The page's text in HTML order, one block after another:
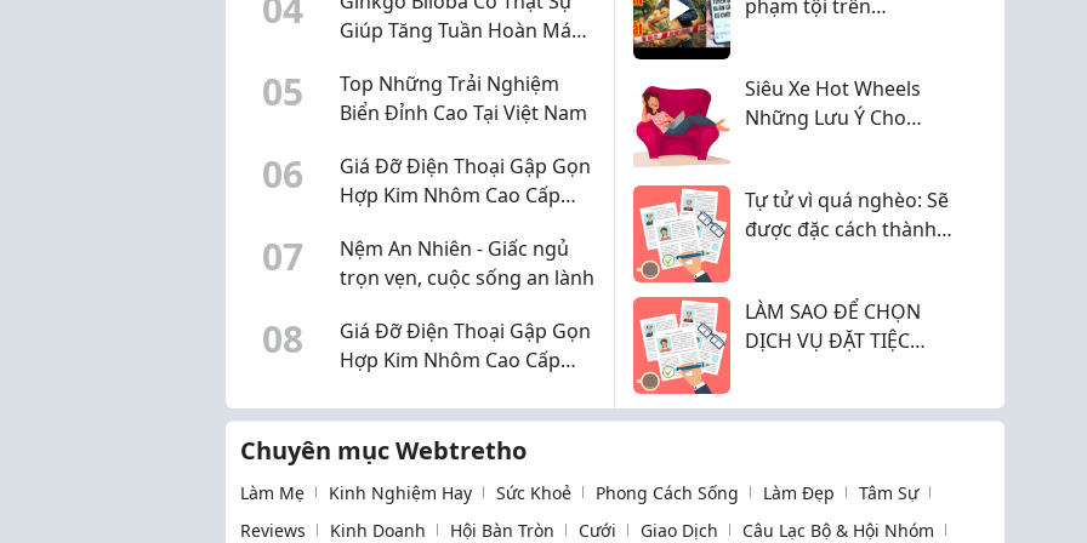
Giúp Tăng Tuần Hoàn Máu
05
Top Những Trải Nghiệm
Biển Đỉnh Cao Tại Việt Nam
06
Giá Đỡ Điện Thoại Gập Gọn
Hợp Kim Nhôm Cao Cấp
07
Nệm An Nhiên - Giấc ngủ
trọn vẹn, cuộc sống an lành
08
Giá Đỡ Điện Thoại Gập Gọn
Hợp Kim Nhôm Cao Cấp
phạm tội trên
Siêu Xe Hot Wheels
Những Lưu Ý Cho
Tự tử vì quá nghèo: Sẽ
được đặc cách thành
LÀM SAO ĐỂ CHỌN
DỊCH VỤ ĐẶT TIỆC
Chuyên mục Webtretho
Làm Mẹ Kinh Nghiệm Hay Sức Khoẻ Phong Cách Sống Làm Đẹp
Tâm Sự
Reviews
Kinh Doanh Hội Bàn Tròn Cưới Giao Dịch
Câu Lạc Bộ & Hội Nhóm